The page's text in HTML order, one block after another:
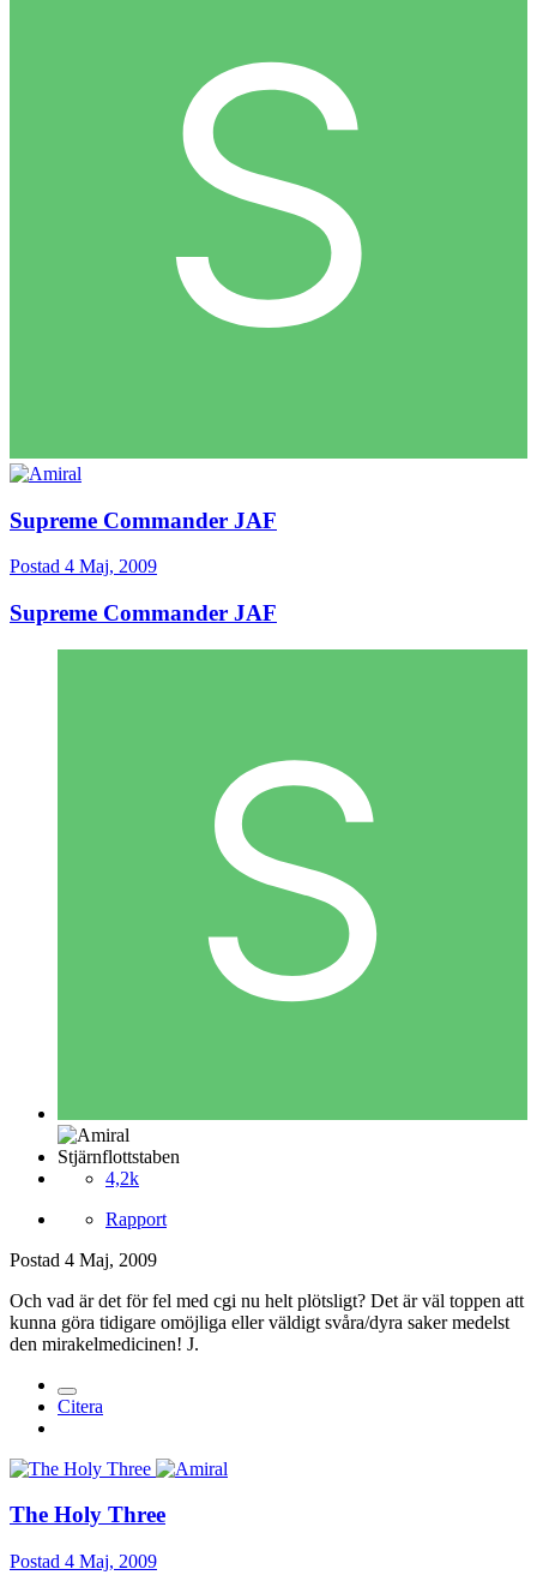
Supreme Commander JAF
Postad 4 Maj, 2009
Supreme Commander JAF
Stjärnflottstaben
4,2k
Rapport
Postad 4 Maj, 2009
Och vad är det för fel med cgi nu helt plötsligt? Det är väl toppen att
kunna göra tidigare omöjliga eller väldigt svåra/dyra saker medelst
den mirakelmedicinen! J.
Citera
The Holy Three
Postad 4 Maj, 2009